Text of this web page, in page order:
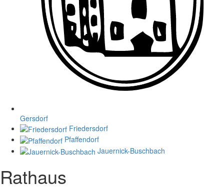
Gersdorf
Friedersdorf
Pfaffendorf
Jauernick-Buschbach
Rathaus